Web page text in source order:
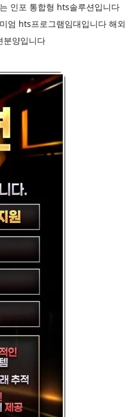
인포 통합형 hts솔루션입니다
엄 hts프로그램임대입니다 해외
분양입니다